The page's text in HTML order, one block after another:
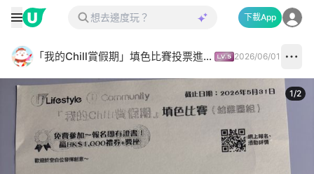
下載App
「我的Chill賞假期」填色比賽投票進行中✅ 2026/06/01
1/2